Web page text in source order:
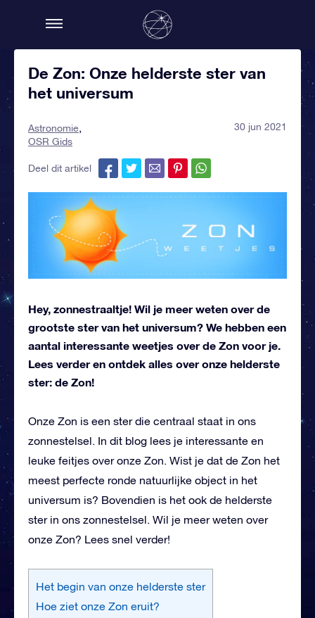
De Zon: Onze helderste ster van
het universum
Astronomie
OSR Gids
30 jun 2021
Deel dit artikel
Hey, zonnestraaltje! Wil je meer weten over de
grootste ster van het universum? We hebben een
aantal interessante weetjes over de Zon voor je.
Lees verder en ontdek alles over onze helderste
ster: de Zon!
Onze Zon is een ster die centraal staat in ons
zonnestelsel. In dit blog lees je interessante en
leuke feitjes over onze Zon. Wist je dat de Zon het
meest perfecte ronde natuurlijke object in het
universum is? Bovendien is het ook de helderste
ster in ons zonnestelsel. Wil je meer weten over
onze Zon? Lees snel verder!
Het begin van onze helderste ster
Hoe ziet onze Zon eruit?